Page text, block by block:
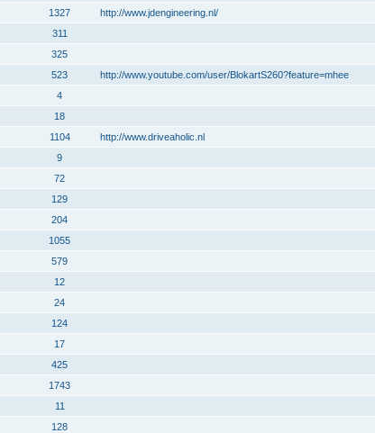
1327 http://www.jdengineering.nl/
311
325
523 http://www.youtube.com/user/BlokartS260?feature=mhee
4
18
1104 http://www.driveaholic.nl
9
72
129
204
1055
579
12
24
124
17
425
1743
11
128